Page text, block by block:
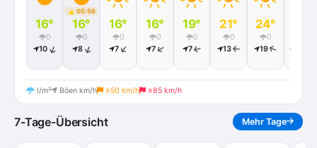
16°
0
10
05:56
16°
0
8
16°
0
7
16°
0
7
19°
0
7
21°
0
13
24°
0
19
l/m² Böen km/h ≥50 km/h ≥85 km/h
7-Tage-Übersicht Mehr Tage